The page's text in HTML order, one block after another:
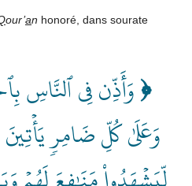
our’an honoré, dans sourate
﴿وَأَذِّن فِي ٱلنَّاسِ
وَعَلَىٰ كُلِّ ضَامِرٖ